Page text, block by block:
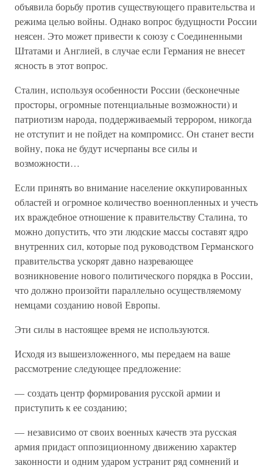
объявила борьбу против существующего правительства и
режима целью войны. Однако вопрос будущности России
неясен. Это может привести к союзу с Соединенными
Штатами и Англией, в случае если Германия не внесет
ясность в этот вопрос.
Сталин, используя особенности России (бесконечные
просторы, огромные потенциальные возможности) и
патриотизм народа, поддерживаемый террором, никогда
не отступит и не пойдет на компромисс. Он станет вести
войну, пока не будут исчерпаны все силы и
возможности…
Если принять во внимание население оккупированных
областей и огромное количество военнопленных и учесть
их враждебное отношение к правительству Сталина, то
можно допустить, что эти людские массы составят ядро
внутренних сил, которые под руководством Германского
правительства ускорят давно назревающее
возникновение нового политического порядка в России,
что должно произойти параллельно осуществляемому
немцами созданию новой Европы.
Эти силы в настоящее время не используются.
Исходя из вышеизложенного, мы передаем на ваше
рассмотрение следующее предложение:
— создать центр формирования русской армии и
приступить к ее созданию;
— независимо от своих военных качеств эта русская
армия придаст оппозиционному движению характер
законности и одним ударом устранит ряд сомнений и